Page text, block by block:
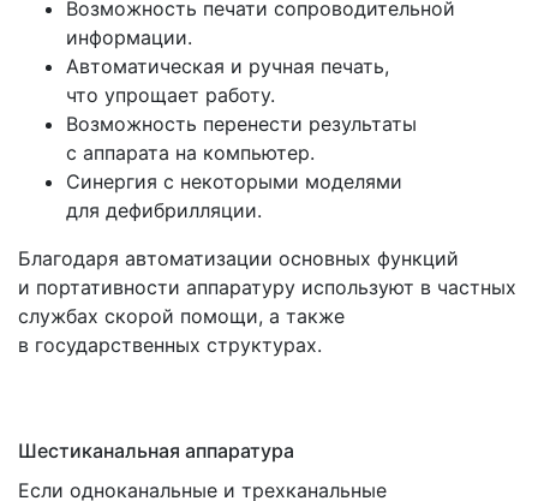
Возможность печати сопроводительной
информации.
Автоматическая и ручная печать,
что упрощает работу.
Возможность перенести результаты
с аппарата на компьютер.
Синергия с некоторыми моделями
для дефибрилляции.
Благодаря автоматизации основных функций
и портативности аппаратуру используют в частных
службах скорой помощи, а также
в государственных структурах.
Шестиканальная аппаратура
Если одноканальные и трехканальные